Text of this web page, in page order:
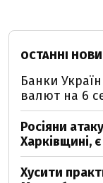
ОСТАННІ
Банки
валют на 6
Росіяни
Харківщині,
Хусити